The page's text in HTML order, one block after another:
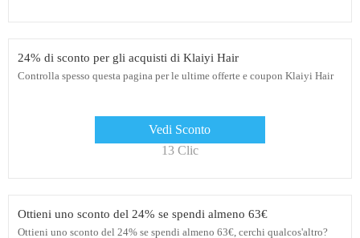
24% di sconto per gli acquisti di Klaiyi Hair
Controlla spesso questa pagina per le ultime offerte e coupon Klaiyi Hair
Vedi Sconto
13 Clic
Ottieni uno sconto del 24% se spendi almeno 63€
Ottieni uno sconto del 24% se spendi almeno 63€, cerchi qualcos'altro?